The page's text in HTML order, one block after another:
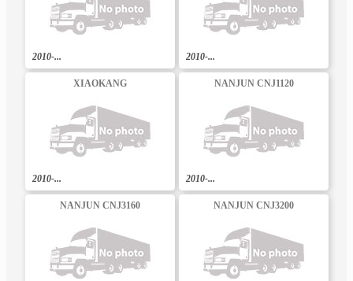
2010-... 2010-...
XIAOKANG
2010-...
NANJUN CNJ1120
2010-...
NANJUN CNJ3160 NANJUN CNJ3200